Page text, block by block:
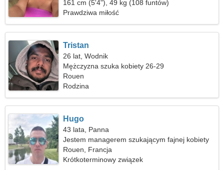
161 cm (5'4"), 49 kg (108 funtów)
Prawdziwa miłość
Tristan
26 lat, Wodnik
Mężczyzna szuka kobiety 26-29
Rouen
Rodzina
Hugo
43 lata, Panna
Jestem managerem szukającym fajnej kobiety
Rouen, Francja
Krótkoterminowy związek